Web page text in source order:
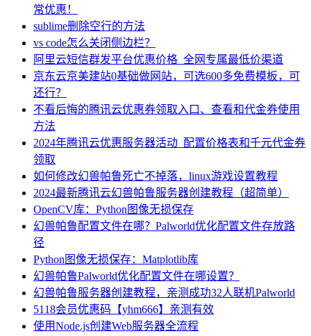
常优惠！
sublime删除空行的方法
vs code怎么关闭侧边栏？
阿里云短信群发平台优惠价格_全网专属最低价渠道
京东云京美建站0基础做网站，可选600多免费模板，可
还行？
不看后悔的腾讯云优惠券领取入口、查看和代金券使用
方法
2024年腾讯云优惠服务器活动_配置价格表和千元代金券
领取
如何修改幻兽帕鲁死亡不掉落，linux游戏设置教程
2024最新腾讯云幻兽帕鲁服务器创建教程（超简单）
OpenCV库：Python图像无损保存
幻兽帕鲁配置文件在哪？Palworld优化配置文件存放路
径
Python图像无损保存：Matplotlib库
幻兽帕鲁Palworld优化配置文件在哪设置？
幻兽帕鲁服务器创建教程，亲测成功32人联机Palworld
5118会员优惠码【yhm666】亲测有效
使用Node.js创建Web服务器全流程